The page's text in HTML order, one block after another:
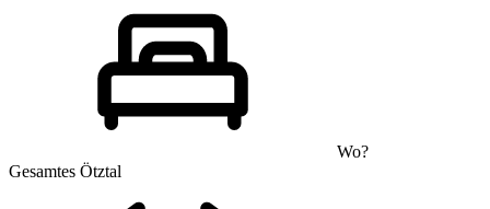
Wo?
Gesamtes Ötztal